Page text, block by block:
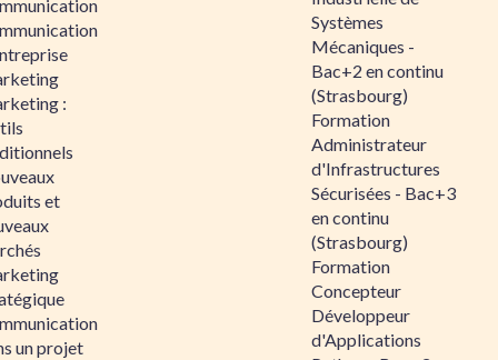
:
et
un projet
Systèmes
Mécaniques -
Bac+2 en continu
(Strasbourg)
Formation
Administrateur
d'Infrastructures
Sécurisées - Bac+3
en continu
(Strasbourg)
Formation
Concepteur
Développeur
d'Applications